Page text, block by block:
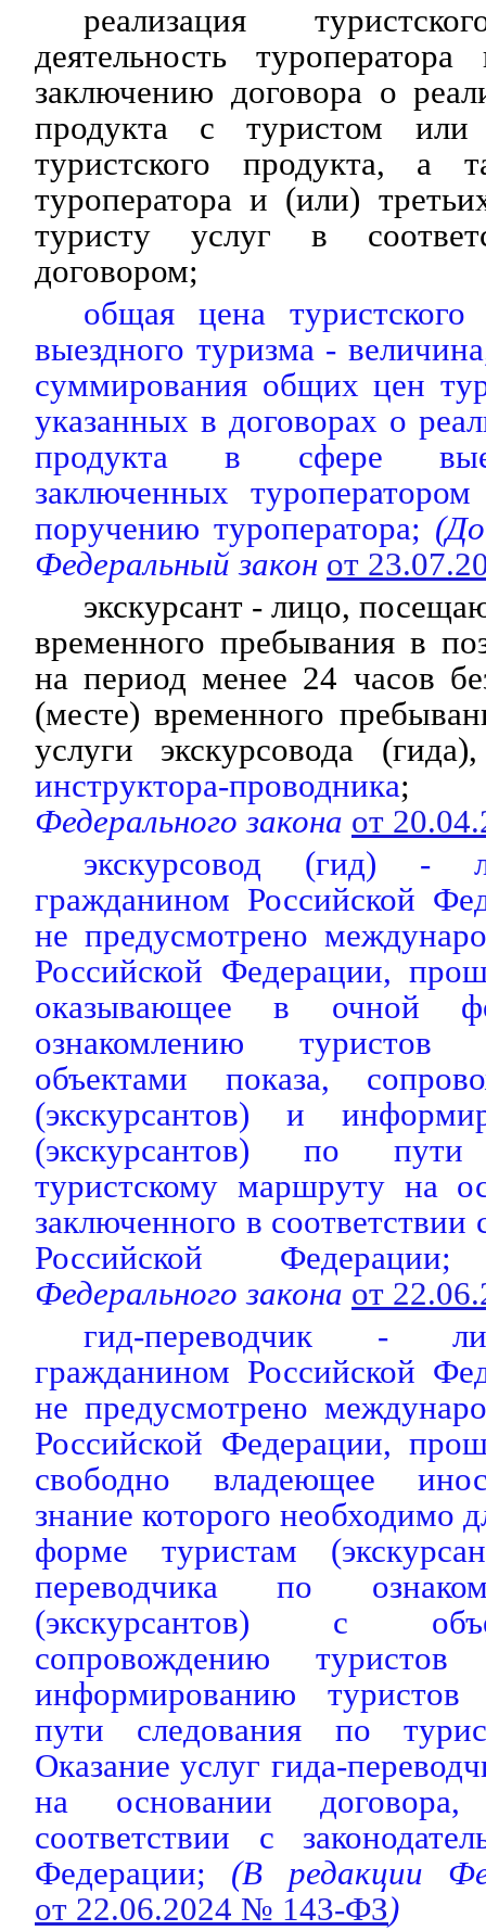
реализация
деятельность
заключению договора о
продукта с туристом или
туристского продукта, а
туроператора и (или)
туристу услуг в
договором;
общая цена
выездного туризма -
суммирования общих цен
указанных в договорах о
продукта в сфере
заключенных
поручению туроператора;
Федеральный закон от
экскурсант - лицо,
временного пребывания в
на период менее 24 часов
(месте) временного
услуги экскурсовода
инструктора-проводника
Федерального закона от
экскурсовод (гид) -
гражданином Российской
не предусмотрено
Российской Федерации,
оказывающее в очной
ознакомлению туристов
объектами показа,
(экскурсантов) и
(экскурсантов) по
туристскому маршруту на
заключенного в соответствии
Российской Федерации;
Федерального закона от
гид-переводчик -
гражданином Российской
не предусмотрено
Российской Федерации,
свободно владеющее
знание которого необходимо
форме туристам
переводчика по
(экскурсантов) с
сопровождению туристов
информированию туристов
пути следования по
Оказание услуг гида-
на основании
соответствии с
Федерации; (В редакции
от 22.06.2024 № 143-ФЗ)